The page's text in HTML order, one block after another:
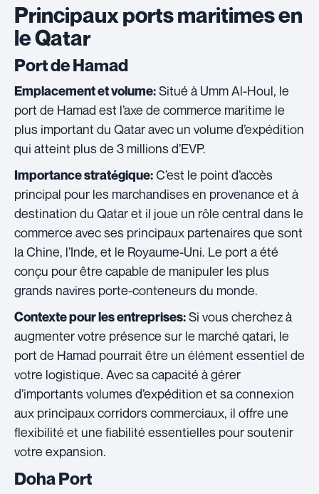
Principaux ports maritimes en
le Qatar
Port de Hamad
Emplacement et volume:Situé à Umm Al-Houl, le
port de Hamad est l’axe de commerce maritime le
plus important du Qatar avec un volume d’expédition
qui atteint plus de 3 millions d’EVP.
Importance stratégique:C’est le point d’accès
principal pour les marchandises en provenance et à
destination du Qatar et il joue un rôle central dans le
commerce avec ses principaux partenaires que sont
la Chine, l’Inde, et le Royaume-Uni. Le port a été
conçu pour être capable de manipuler les plus
grands navires porte-conteneurs du monde.
Contexte pour les entreprises:Si vous cherchez à
augmenter votre présence sur le marché qatari, le
port de Hamad pourrait être un élément essentiel de
votre logistique. Avec sa capacité à gérer
d’importants volumes d’expédition et sa connexion
aux principaux corridors commerciaux, il offre une
flexibilité et une fiabilité essentielles pour soutenir
votre expansion.
Doha Port